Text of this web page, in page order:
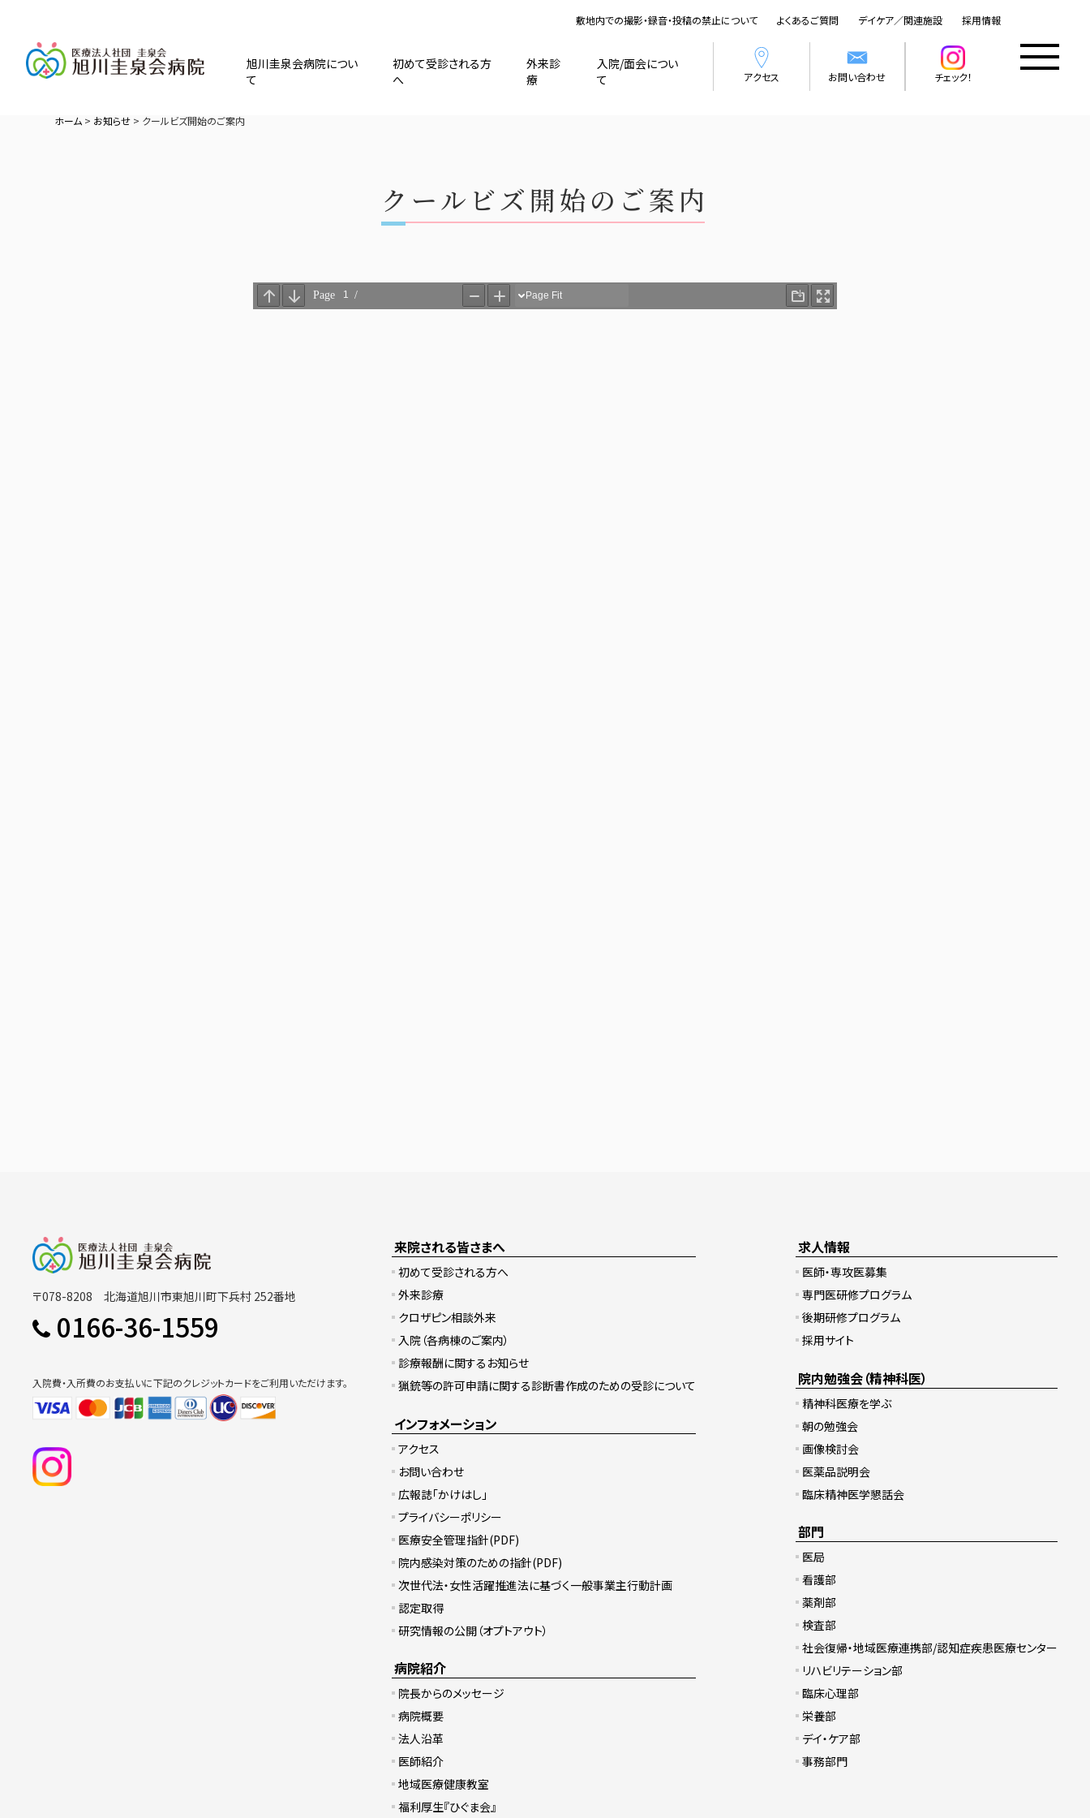
敷地内での撮影・録音・投稿の禁止について よくあるご質問 デイケア／関連施設 採用情報
旭川圭泉会病院につい
て
初めて受診される方
へ
外来診
療
入院/面会につい
て
アクセス お問い合わせ チェック！
ホーム > お知らせ > クールビズ開始のご案内
クールビズ開始のご案内
〒078-8208 北海道旭川市東旭川町下兵村 252番地
0166-36-1559
入院費・入所費のお支払いに下記のクレジットカードをご利用いただけます。
来院される皆さまへ
初めて受診される方へ
外来診療
クロザピン相談外来
入院（各病棟のご案内）
診療報酬に関するお知らせ
猟銃等の許可申請に関する診断書作成のための受診について
インフォメーション
アクセス
お問い合わせ
広報誌「かけはし」
プライバシーポリシー
医療安全管理指針(PDF)
院内感染対策のための指針(PDF)
次世代法・女性活躍推進法に基づく一般事業主行動計画
認定取得
研究情報の公開（オプトアウト）
病院紹介
院長からのメッセージ
病院概要
法人沿革
医師紹介
地域医療健康教室
福利厚生『ひぐま会』
求人情報
医師・専攻医募集
専門医研修プログラム
後期研修プログラム
採用サイト
院内勉強会（精神科医）
精神科医療を学ぶ
朝の勉強会
画像検討会
医薬品説明会
臨床精神医学懇話会
部門
医局
看護部
薬剤部
検査部
社会復帰・地域医療連携部/認知症疾患医療センター
リハビリテーション部
臨床心理部
栄養部
デイ・ケア部
事務部門